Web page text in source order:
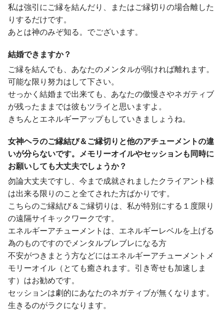
私は強引にご縁を結んだり、またはご縁切りの場合離した
りするだけです。
あとは神のみぞ知る。でございます。
結婚できますか？
ご縁を結んでも、あなたのメンタルが弱ければ離れます。
可能な限り努力はして下さい。
せっかく結婚まで出来ても、あなたの傲慢さやネガティブ
が残ったままでは彼もツライと思いますよ。
きちんとエネルギーアップもしていきましょうね。
女神ヘラのご縁結び＆ご縁切りと他のアチューメントの違
いが分らないです。メモリーオイルやセッションも同時に
お願いしても大丈夫でしょうか？
勿論大丈夫ですし、今まで成就されましたクライアント様
は出来る限りのこと全てされた方ばかりです。
こちらのご縁結び＆ご縁切りは、私が特別にする１度限り
の遠隔サイキックワークです。
エネルギーアチューメントは、エネルギーレベルを上げる
為のものですのでメンタルブレブレになる方
不安がつきまとう方などにはエネルギーアチューメントメ
モリーオイル（とても癒されます。引き寄せも加速しま
す）はお勧めです。
セッションは劇的にあなたのネガティブが無くなります。
生きるのがラクになります。